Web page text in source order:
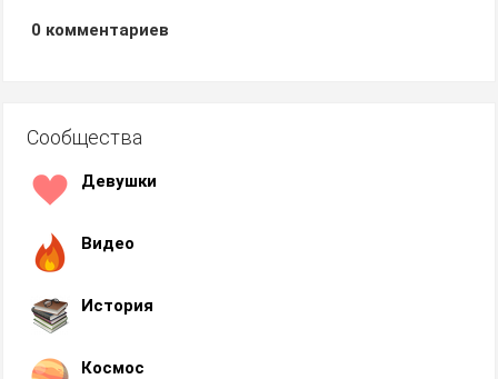
0 комментариев
Сообщества
Девушки
Видео
История
Космос